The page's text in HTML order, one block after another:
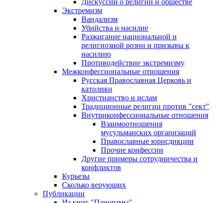
Дискуссии о религии и обществе
Экстремизм
Вандализм
Убийства и насилие
Разжигание национальной и
религиозной розни и призывы к
насилию
Противодействие экстремизму
Межконфессиональные отношения
Русская Православная Церковь и
католики
Христианство и ислам
Традиционные религии против "сект"
Внутриконфессиональные отношения
Взаимоотношения
мусульманских организаций
Православные юрисдикции
Прочие конфессии
Другие примеры сотрудничества и
конфликтов
Курьезы
Сколько верующих
Публикации